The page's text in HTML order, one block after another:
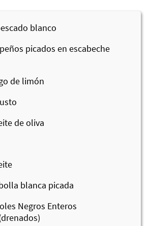
blanco
picados en escabeche
de limón
de oliva
blanca picada
Negros Enteros